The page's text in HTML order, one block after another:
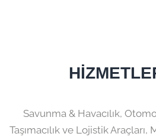
Savunma & Havacılık,
Taşımacılık ve Lojistik